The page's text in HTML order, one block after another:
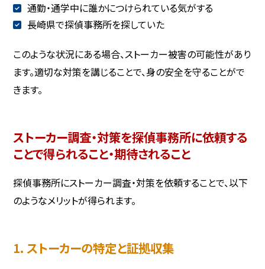
通勤・通学中に誰かにつけられている気がする
長崎県で探偵事務所を探していた
このような状況にある場合、ストーカー被害の可能性があり
ます。適切な対策を講じることで、身の安全を守ることがで
きます。
ストーカー調査・対策を探偵事務所に依頼する
ことで得られること・期待されること
探偵事務所にストーカー調査・対策を依頼することで、以下
のようなメリットが得られます。
1. ストーカーの特定と証拠収集